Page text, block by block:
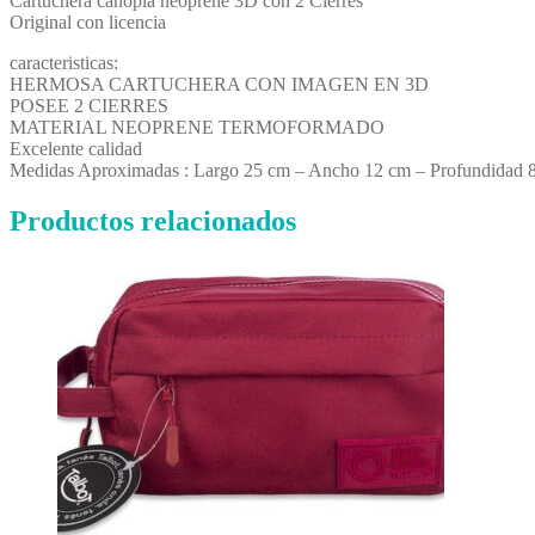
Original con licencia
caracteristicas:
HERMOSA CARTUCHERA CON IMAGEN EN 3D
POSEE 2 CIERRES
MATERIAL NEOPRENE TERMOFORMADO
Excelente calidad
Medidas Aproximadas : Largo 25 cm – Ancho 12 cm – Profundidad
Productos relacionados